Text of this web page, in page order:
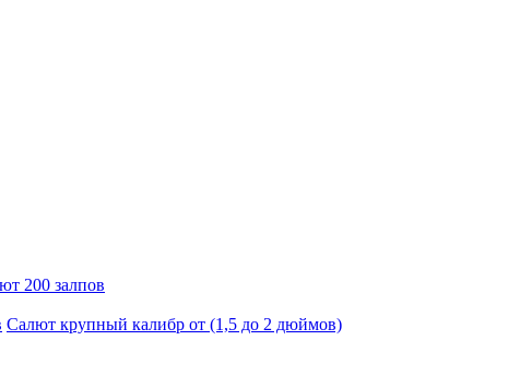
200 залпов
Салют крупный калибр от (1,5 до 2 дюймов)